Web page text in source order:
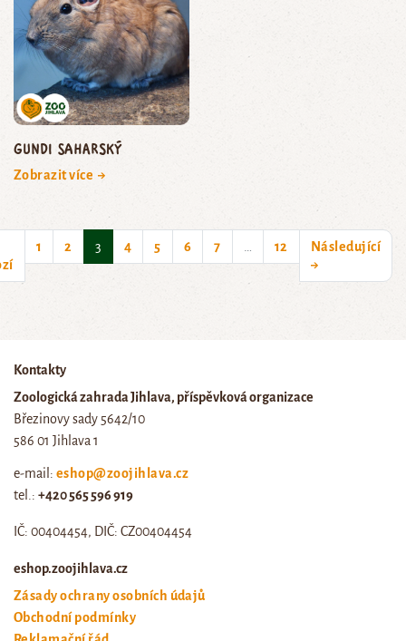
gundi saharský
Zobrazit více →
1 2 3(current)
4 5 6 7 12
Následující
→
Kontakty
Zoologická zahrada Jihlava, příspěvková organizace
Březinovy sady 5642/10
586 01 Jihlava 1
e-mail: eshop@zoojihlava.cz
tel.: +420 565 596 919
IČ: 00404454, DIČ: CZ00404454
eshop.zoojihlava.cz
Zásady ochrany osobních údajů
Obchodní podmínky